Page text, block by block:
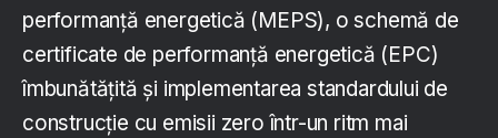
performanță energetică (MEPS), o schemă de
certificate de performanță energetică (EPC)
îmbunătăţită şi implementarea standardului de
construcție cu emisii zero într-un ritm mai